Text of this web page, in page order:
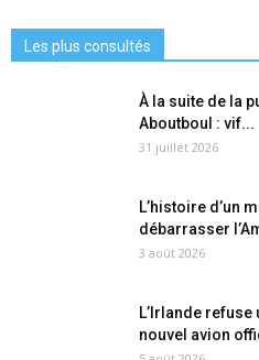
Les plus consultés
À la suite de la
Aboutboul : vif...
31 juillet 2026
L’histoire d’un
débarrasser
3 août 2026
L’Irlande
nouvel avion